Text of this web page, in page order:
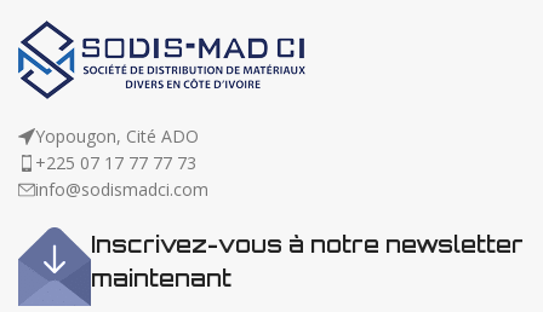
Yopougon, Cité ADO
+225 07 17 77 77 73
info@sodismadci.com
Inscrivez-vous à notre newsletter
maintenant